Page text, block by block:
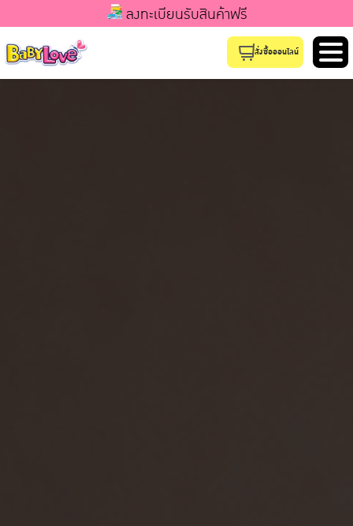
ลงทะเบียนรับสินค้าฟรี
สั่งซื้อออนไลน์